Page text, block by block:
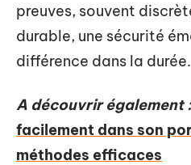
preuves, souvent
durable, une sécurité
différence dans la durée.
A découvrir également :
facilement dans son
méthodes efficaces